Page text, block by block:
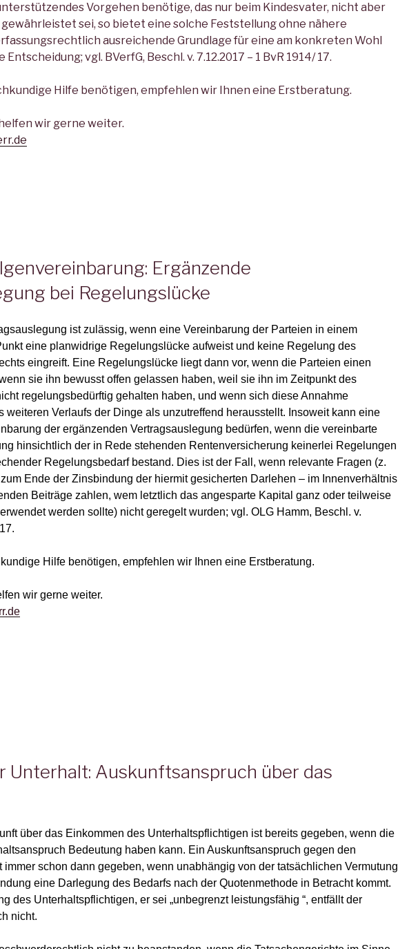
Vorgehen benötige, das nur beim Kindesvater, nicht aber
sei, so bietet eine solche Feststellung ohne nähere
ausreichende Grundlage für eine am konkreten Wohl
vgl. BVerfG, Beschl. v. 7.12.2017 – 1 BvR 1914/ 17.
Hilfe benötigen, empfehlen wir Ihnen eine Erstberatung.
wir gerne weiter.
Ergänzende
bei Regelungslücke
ist zulässig, wenn eine Vereinbarung der Parteien in einem
eine planwidrige Regelungslücke aufweist und keine Regelung des
eingreift. Eine Regelungslücke liegt dann vor, wenn die Parteien einen
sie ihn bewusst offen gelassen haben, weil sie ihn im Zeitpunkt des
regelungsbedürftig gehalten haben, und wenn sich diese Annahme
weiteren Verlaufs der Dinge als unzutreffend herausstellt. Insoweit kann eine
der ergänzenden Vertragsauslegung bedürfen, wenn die vereinbarte
hinsichtlich der in Rede stehenden Rentenversicherung keinerlei Regelungen
Regelungsbedarf bestand. Dies ist der Fall, wenn relevante Fragen (z.
Ende der Zinsbindung der hiermit gesicherten Darlehen – im Innenverhältnis
Beiträge zahlen, wem letztlich das angesparte Kapital ganz oder teilweise
werden sollte) nicht geregelt wurden; vgl. OLG Hamm, Beschl. v.
Hilfe benötigen, empfehlen wir Ihnen eine Erstberatung.
wir gerne weiter.
Unterhalt: Auskunftsanspruch über das
über das Einkommen des Unterhaltspflichtigen ist bereits gegeben, wenn die
Bedeutung haben kann. Ein Auskunftsanspruch gegen den
immer schon dann gegeben, wenn unabhängig von der tatsächlichen Vermutung
eine Darlegung des Bedarfs nach der Quotenmethode in Betracht kommt.
des Unterhaltspflichtigen, er sei „unbegrenzt leistungsfähig “, entfällt der
nicht.